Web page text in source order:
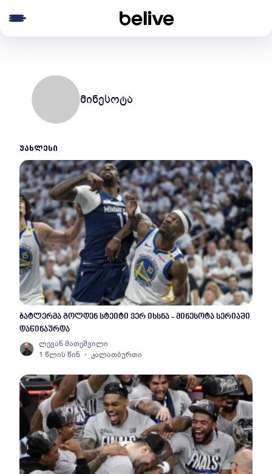
მინესოტა
ᲣᲐᲮᲚᲔᲡᲘ
ბატლერმა გოლდენ სტეიტი ვერ იხსნა - მინესოტა სერიაში
დაწინაურდა
ლევან მათეშვილი
1 წლის წინ
კალათბურთი